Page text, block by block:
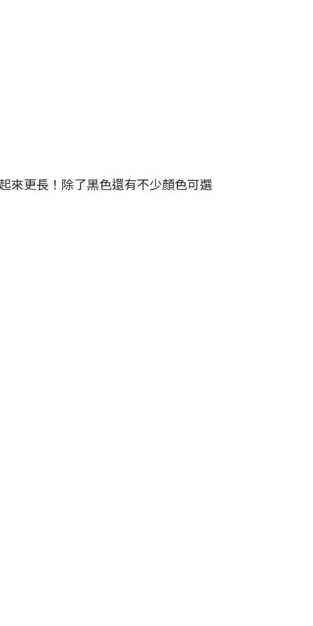
來更長！除了黑色還有不少顏色可選